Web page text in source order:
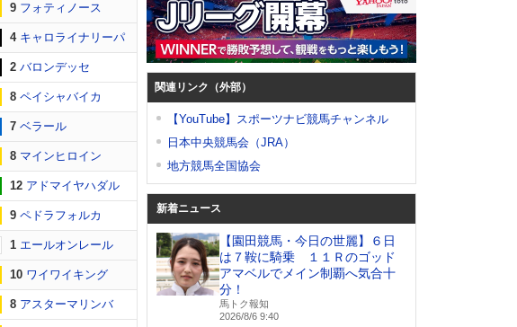
9 フォティノース
4 キャロライナリーパ
2 バロンデッセ
8 ペイシャバイカ
7 ベラール
8 マインヒロイン
12 アドマイヤハダル
9 ペドラフォルカ
1 エールオンレール
10 ワイワイキング
8 アスターマリンバ
関連リンク（外部）
【YouTube】スポーツナビ競馬チャンネル
日本中央競馬会（JRA）
地方競馬全国協会
新着ニュース
【園田競馬・今日の世麗】６日
は７鞍に騎乗 １１Ｒのゴッド
アマベルでメイン制覇へ気合十
分！
馬トク報知
2026/8/6 9:40